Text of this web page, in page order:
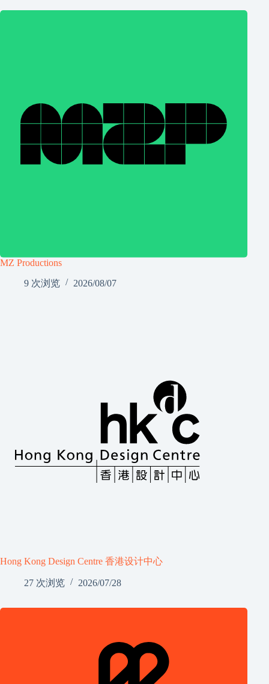
MZ Productions
9 次浏览
2026/08/07
Hong Kong Design Centre 香港设计中心
27 次浏览 2026/07/28